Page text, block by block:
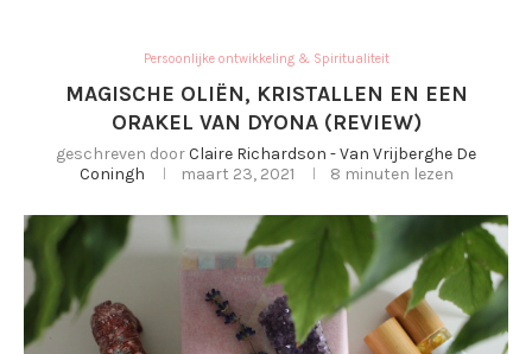
Persoonlijke ontwikkeling & Spiritualiteit
MAGISCHE OLIËN, KRISTALLEN EN EEN
ORAKEL VAN DYONA (REVIEW)
geschreven doorClaire Richardson - Van Vrijberghe De
Coningh
maart 23, 2021 8 minuten lezen